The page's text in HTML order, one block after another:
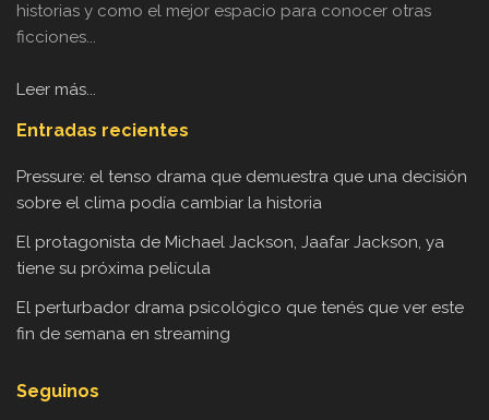
historias y como el mejor espacio para conocer otras
ficciones...
Leer más...
Entradas recientes
Pressure: el tenso drama que demuestra que una decisión
sobre el clima podía cambiar la historia
El protagonista de Michael Jackson, Jaafar Jackson, ya
tiene su próxima película
El perturbador drama psicológico que tenés que ver este
fin de semana en streaming
Seguinos